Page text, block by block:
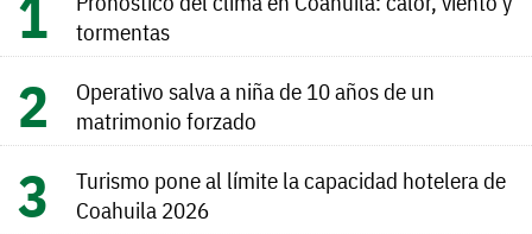
tormentas
Operativo salva a niña de 10 años de un
matrimonio forzado
Turismo pone al límite la capacidad hotelera de
Coahuila 2026